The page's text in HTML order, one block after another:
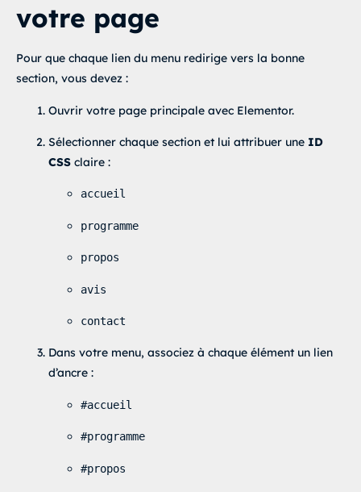
votre page
Pour que chaque lien du menu redirige vers la bonne
section, vous devez :
Ouvrir votre page principale avec Elementor.
Sélectionner chaque section et lui attribuer une ID
CSS claire :
accueil
programme
propos
avis
contact
Dans votre menu, associez à chaque élément un lien
d’ancre :
#accueil
#programme
#propos